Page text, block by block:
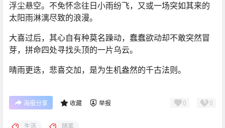
浮尘悬空。不免怀念往日小雨纷飞，又或一场突如其来的
太阳雨淋漓尽致的浪漫。
大喜过后，其心自有种莫名躁动，蠢蠢欲动却不敢突然冒
芽，拼命四处寻找头顶的一片乌云。
晴雨更迭，悲喜交加，是为生机盎然的千古法则 。
海报分享 收藏 举报 0 0
生活 随笔